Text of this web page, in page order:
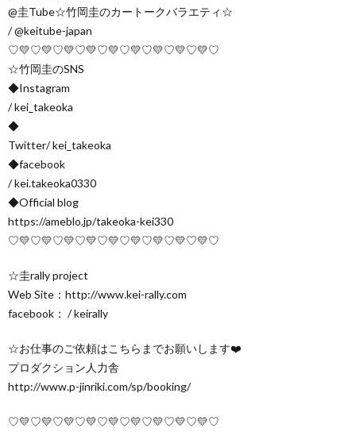
@圭Tube☆竹岡圭のカートークバラエティ☆
/ @keitube-japan
♡💛♡💛♡💛♡💛♡💛♡💛♡💛♡💛♡💛♡
☆竹岡圭のSNS
◆Instagram
/ kei_takeoka
◆
Twitter/ kei_takeoka
◆facebook
/ kei.takeoka0330
◆Official blog
https://ameblo.jp/takeoka-kei330
♡💛♡💛♡💛♡💛♡💛♡💛♡💛♡💛♡💛♡
☆圭rally project
Web Site：http://www.kei-rally.com
facebook： / keirally
☆お仕事のご依頼はこちらまでお願いします❤️
プロダクション人力舎
http://www.p-jinriki.com/sp/booking/
♡💛♡💛♡💛♡💛♡💛♡💛♡💛♡💛♡💛♡